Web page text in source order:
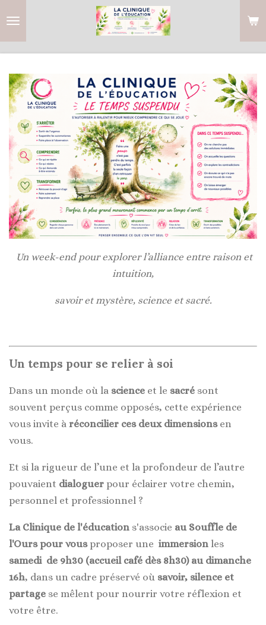
Un week-end pour explorer l’alliance entre raison et
intuition,
savoir et mystère, science et sacré.
Un temps pour se relier à soi
Dans un monde où la science et le sacré sont
souvent perçus comme opposés, cette expérience
vous invite à réconcilier ces deux dimensionsen
vous.
Et si la rigueur de l’une et la profondeur de l’autre
pouvaient dialoguer pour éclairer votre chemin,
personnel et professionnel ?
La Clinique de l'éducation s'associe au Souffle de
l'Ours pour vous proposer une immersion les
samedi de 9h30 (accueil café dès 8h30) au dimanche
16h, dans un cadre préservé où savoir, silence et
partage se mêlent pour nourrir votre réflexion et
votre être.